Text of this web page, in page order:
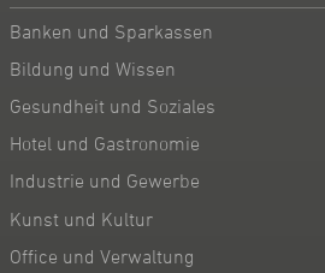
Banken und Sparkassen
Bildung und Wissen
Gesundheit und Soziales
Hotel und Gastronomie
Industrie und Gewerbe
Kunst und Kultur
Office und Verwaltung